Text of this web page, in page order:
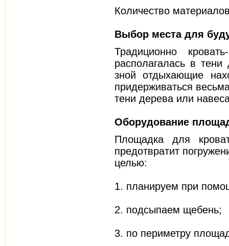
Количество
Выбор места для
Традиционно
располагалась в
зной отдыхающие
придерживаться
тени дерева или
Оборудование
Площадка для
предотвратит
целью:
1. планируем при
2. подсыпаем щебень;
3. по периметру